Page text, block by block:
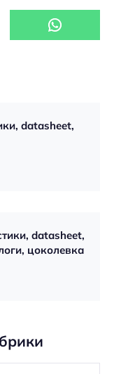
datasheet,
datasheet,
цоколевка